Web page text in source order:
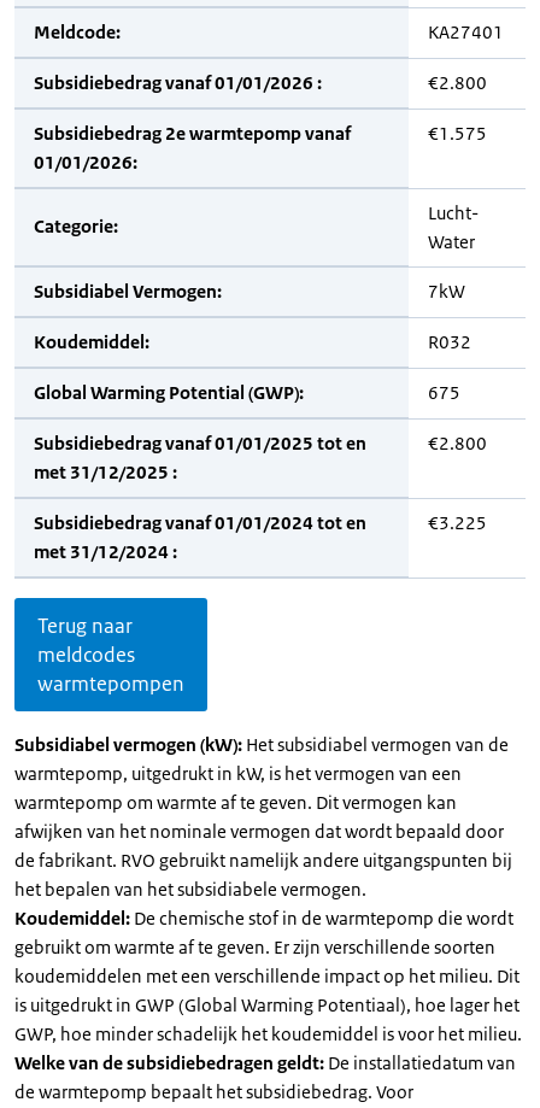
Meldcode: KA27401
Subsidiebedrag vanaf 01/01/2026 : €2.800
Subsidiebedrag 2e warmtepomp vanaf
01/01/2026:
€1.575
Categorie:
Lucht-
Water
Subsidiabel Vermogen: 7kW
Koudemiddel: R032
Global Warming Potential (GWP): 675
Subsidiebedrag vanaf 01/01/2025 tot en
met 31/12/2025 :
€2.800
Subsidiebedrag vanaf 01/01/2024 tot en
met 31/12/2024 :
€3.225
Terug naar
meldcodes
warmtepompen
Subsidiabel vermogen (kW): Het subsidiabel vermogen van de
warmtepomp, uitgedrukt in kW, is het vermogen van een
warmtepomp om warmte af te geven. Dit vermogen kan
afwijken van het nominale vermogen dat wordt bepaald door
de fabrikant. RVO gebruikt namelijk andere uitgangspunten bij
het bepalen van het subsidiabele vermogen.
Koudemiddel: De chemische stof in de warmtepomp die wordt
gebruikt om warmte af te geven. Er zijn verschillende soorten
koudemiddelen met een verschillende impact op het milieu. Dit
is uitgedrukt in GWP (Global Warming Potentiaal), hoe lager het
GWP, hoe minder schadelijk het koudemiddel is voor het milieu.
Welke van de subsidiebedragen geldt: De installatiedatum van
de warmtepomp bepaalt het subsidiebedrag. Voor